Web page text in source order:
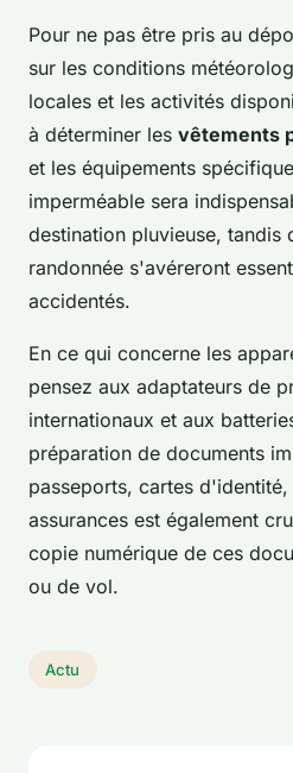
Pour ne pas être pris au
sur les conditions
locales et les activités
à déterminer les vêtements
et les équipements
imperméable sera
destination pluvieuse, tandis
randonnée s'avéreront
accidentés.
En ce qui concerne les
pensez aux adaptateurs de
internationaux et aux
préparation de documents
passeports, cartes
assurances est également
copie numérique de ces
ou de vol.
Actu